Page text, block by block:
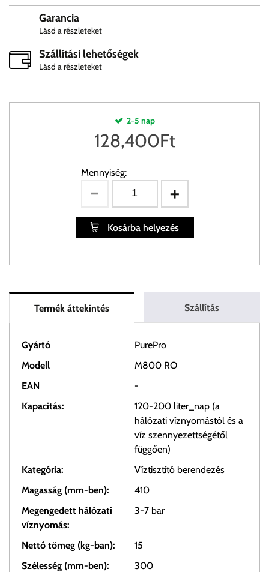
Garancia
Lásd a részleteket
Szállítási lehetőségek
Lásd a részleteket
2-5 nap
128,400Ft
Mennyiség:
Kosárba helyezés
Termék áttekintés Szállítás
Gyártó
PurePro
Modell
M800 RO
EAN
-
Kapacitás:
120-200 liter_nap (a
hálózati víznyomástól és a
víz szennyezettségétől
függően)
Kategória:
Víztisztító berendezés
Magasság (mm-ben):
410
Megengedett hálózati
víznyomás:
3-7 bar
Nettó tömeg (kg-ban):
15
Szélesség (mm-ben):
300